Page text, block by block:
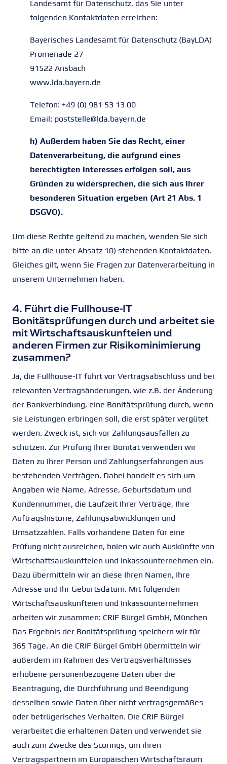
Landesamt für Datenschutz, das Sie unter
folgenden Kontaktdaten erreichen:
Bayerisches Landesamt für Datenschutz (BayLDA)
Promenade 27
91522 Ansbach
www.lda.bayern.de
Telefon: +49 (0) 981 53 13 00
Email: poststelle@lda.bayern.de
h) Außerdem haben Sie das Recht, einer
Datenverarbeitung, die aufgrund eines
berechtigten Interesses erfolgen soll, aus
Gründen zu widersprechen, die sich aus Ihrer
besonderen Situation ergeben (Art 21 Abs. 1
DSGVO).
Um diese Rechte geltend zu machen, wenden Sie sich
bitte an die unter Absatz 10) stehenden Kontaktdaten.
Gleiches gilt, wenn Sie Fragen zur Datenverarbeitung in
unserem Unternehmen haben.
4. Führt die Fullhouse-IT
Bonitätsprüfungen durch und arbeitet sie
mit Wirtschaftsauskunfteien und
anderen Firmen zur Risikominimierung
zusammen?
Ja, die Fullhouse-IT führt vor Vertragsabschluss und bei
relevanten Vertragsänderungen, wie z.B. der Änderung
der Bankverbindung, eine Bonitätsprüfung durch, wenn
sie Leistungen erbringen soll, die erst später vergütet
werden. Zweck ist, sich vor Zahlungsausfällen zu
schützen. Zur Prüfung Ihrer Bonität verwenden wir
Daten zu Ihrer Person und Zahlungserfahrungen aus
bestehenden Verträgen. Dabei handelt es sich um
Angaben wie Name, Adresse, Geburtsdatum und
Kundennummer, die Laufzeit Ihrer Verträge, Ihre
Auftragshistorie, Zahlungsabwicklungen und
Umsatzzahlen. Falls vorhandene Daten für eine
Prüfung nicht ausreichen, holen wir auch Auskünfte von
Wirtschaftsauskunfteien und Inkassounternehmen ein.
Dazu übermitteln wir an diese Ihren Namen, Ihre
Adresse und Ihr Geburtsdatum. Mit folgenden
Wirtschaftsauskunfteien und Inkassounternehmen
arbeiten wir zusammen: CRIF Bürgel GmbH, München
Das Ergebnis der Bonitätsprüfung speichern wir für
365 Tage. An die CRIF Bürgel GmbH übermitteln wir
außerdem im Rahmen des Vertragsverhältnisses
erhobene personenbezogene Daten über die
Beantragung, die Durchführung und Beendigung
desselben sowie Daten über nicht vertragsgemäßes
oder betrügerisches Verhalten. Die CRIF Bürgel
verarbeitet die erhaltenen Daten und verwendet sie
auch zum Zwecke des Scorings, um ihren
Vertragspartnern im Europäischen Wirtschaftsraum